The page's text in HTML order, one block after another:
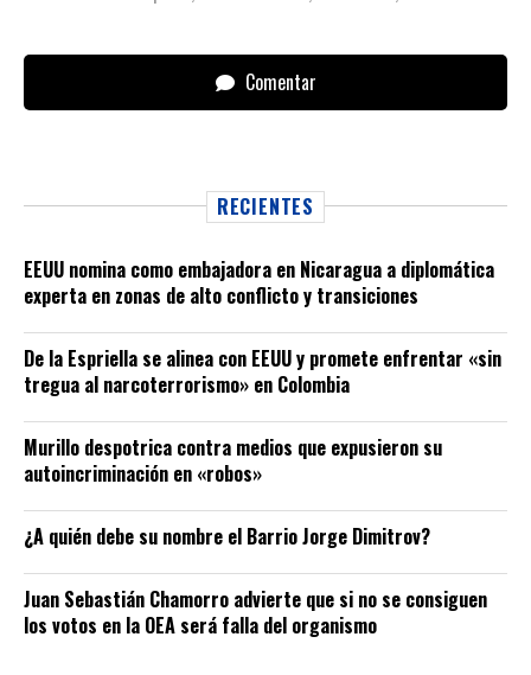
Comentar
RECIENTES
EEUU nomina como embajadora en Nicaragua a diplomática
experta en zonas de alto conflicto y transiciones
De la Espriella se alinea con EEUU y promete enfrentar «sin
tregua al narcoterrorismo» en Colombia
Murillo despotrica contra medios que expusieron su
autoincriminación en «robos»
¿A quién debe su nombre el Barrio Jorge Dimitrov?
Juan Sebastián Chamorro advierte que si no se consiguen
los votos en la OEA será falla del organismo